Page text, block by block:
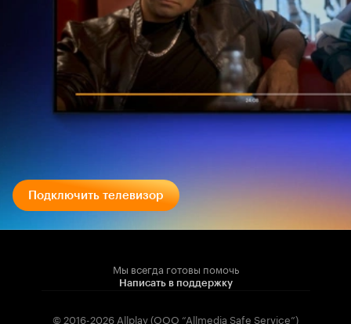
Подключить телевизор
Мы всегда готовы помочь
Написать в поддержку
© 2016-2026 Allplay (OOO “Allmedia Safe Service”)